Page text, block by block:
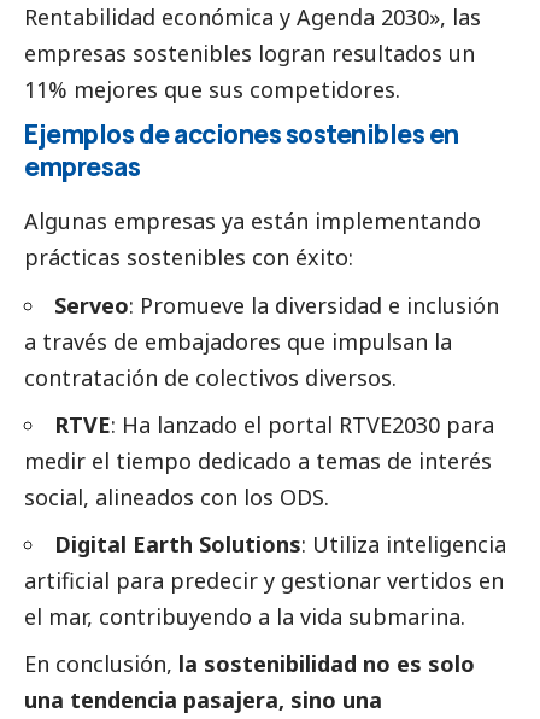
Rentabilidad económica y Agenda 2030», las
empresas sostenibles logran resultados un
11% mejores que sus competidores.
Ejemplos de acciones sostenibles en
empresas
Algunas empresas ya están implementando
prácticas sostenibles con éxito:
Serveo: Promueve la diversidad e inclusión
a través de embajadores que impulsan la
contratación de colectivos diversos.
RTVE: Ha lanzado el portal RTVE2030 para
medir el tiempo dedicado a temas de interés
social, alineados con los ODS.
Digital Earth Solutions: Utiliza inteligencia
artificial para predecir y gestionar vertidos en
el mar, contribuyendo a la vida submarina.
En conclusión, la sostenibilidad no es solo
una tendencia pasajera, sino una